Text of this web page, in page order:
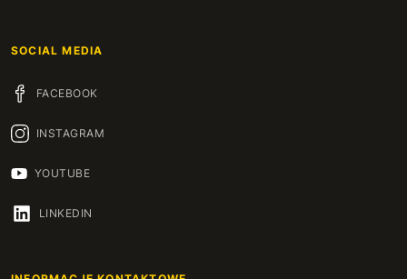
SOCIAL MEDIA
FACEBOOK
INSTAGRAM
YOUTUBE
LINKEDIN